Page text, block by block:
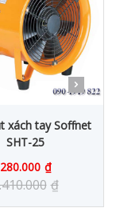
xách tay Soffnet
SHT-25
₫
₫